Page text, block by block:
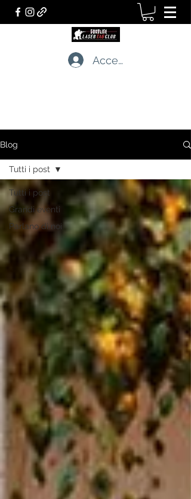
Accedi
Blog
Tutti i post
Grandi eventi
Parlano di noi
Tutti i post